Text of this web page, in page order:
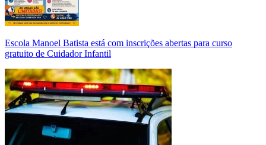
Escola Manoel Batista está com inscrições abertas para curso
gratuito de Cuidador Infantil